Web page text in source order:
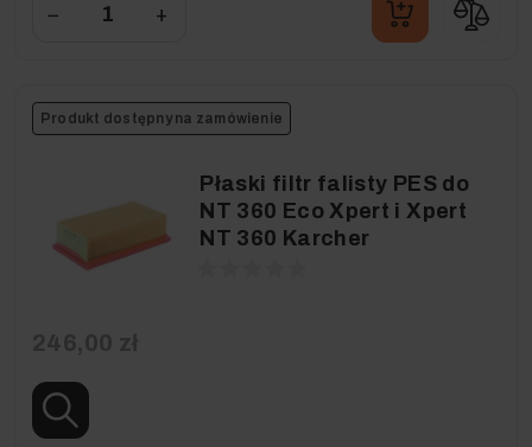
− +
Produkt dostępny na zamówienie
Płaski filtr falisty PES do
NT 360 Eco Xpert i Xpert
NT 360 Karcher